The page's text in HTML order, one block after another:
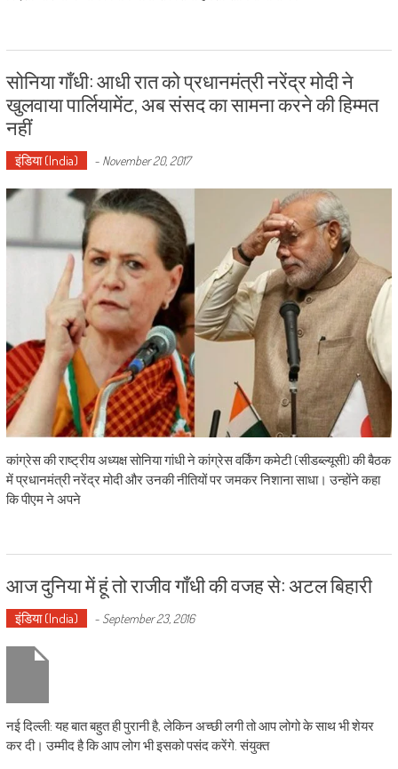
सोनिया गाँधी: आधी रात को प्रधानमंत्री नरेंद्र मोदी ने
खुलवाया पार्लियामेंट, अब संसद का सामना करने की हिम्मत
नहीं
इंडिया (India) - November 20, 2017
कांग्रेस की राष्ट्रीय अध्यक्ष सोनिया गांधी ने कांग्रेस वर्किंग कमेटी (सीडब्ल्यूसी) की बैठक
में प्रधानमंत्री नरेंद्र मोदी और उनकी नीतियों पर जमकर निशाना साधा। उन्होंने कहा
कि पीएम ने अपने
आज दुनिया में हूं तो राजीव गाँधी की वजह से: अटल बिहारी
इंडिया (India) - September 23, 2016
नई दिल्ली: यह बात बहुत ही पुरानी है, लेकिन अच्छी लगी तो आप लोगो के साथ भी शेयर
कर दी। उम्मीद है कि आप लोग भी इसको पसंद करेंगे. संयुक्त